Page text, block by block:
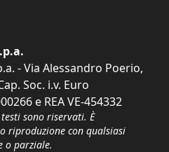
- Via Alessandro Poerio,
Soc. i.v. Euro
e REA VE-454332
sono riservati. È
riproduzione con qualsiasi
o parziale.